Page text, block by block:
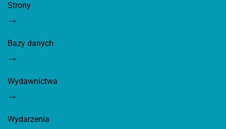
Strony
Bazy danych
Wydawnictwa
Wydarzenia